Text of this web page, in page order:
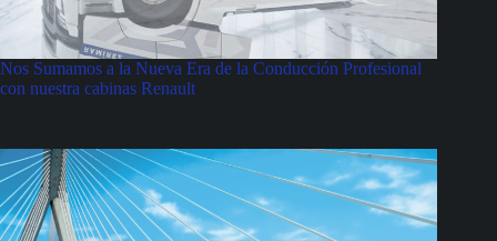
Nos Sumamos a la Nueva Era de la Conducción Profesional
con nuestra cabinas Renault